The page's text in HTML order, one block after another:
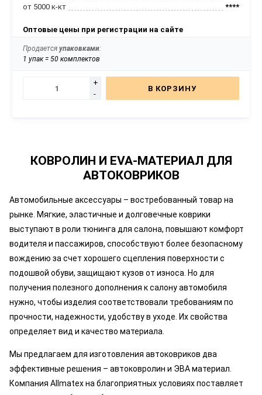
от 5000 к-кт
****
Оптовые цены при регистрации на сайте
Продается упаковками:
1 упак = 50 комплектов
+
-
В КОРЗИНУ
КОВРОЛИН И EVA-МАТЕРИАЛ ДЛЯ
АВТОКОВРИКОВ
Автомобильные аксессуары – востребованный товар на
рынке. Мягкие, эластичные и долговечные коврики
выступают в роли тюнинга для салона, повышают комфорт
водителя и пассажиров, способствуют более безопасному
вождению за счет хорошего сцепления поверхности с
подошвой обуви, защищают кузов от износа. Но для
получения полезного дополнения к салону автомобиля
нужно, чтобы изделия соответствовали требованиям по
прочности, надежности, удобству в уходе. Их свойства
определяет вид и качество материала.
Мы предлагаем для изготовления автоковриков два
эффективные решения – автоковролин и ЭВА материал.
Компания Allmatex на благоприятных условиях поставляет